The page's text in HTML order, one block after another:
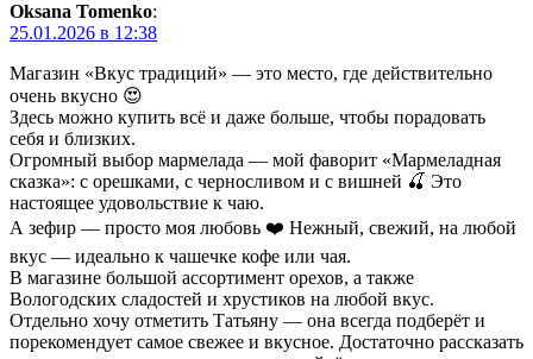
Oksana Tomenko:
25.01.2026 в 12:38
Магазин «Вкус традиций» — это место, где действительно
очень вкусно 😍
Здесь можно купить всё и даже больше, чтобы порадовать
себя и близких.
Огромный выбор мармелада — мой фаворит «Мармеладная
сказка»: с орешками, с черносливом и с вишней 🍒 Это
настоящее удовольствие к чаю.
А зефир — просто моя любовь ❤️ Нежный, свежий, на любой
вкус — идеально к чашечке кофе или чая.
В магазине большой ассортимент орехов, а также
Вологодских сладостей и хрустиков на любой вкус.
Отдельно хочу отметить Татьяну — она всегда подберёт и
порекомендует самое свежее и вкусное. Достаточно рассказать